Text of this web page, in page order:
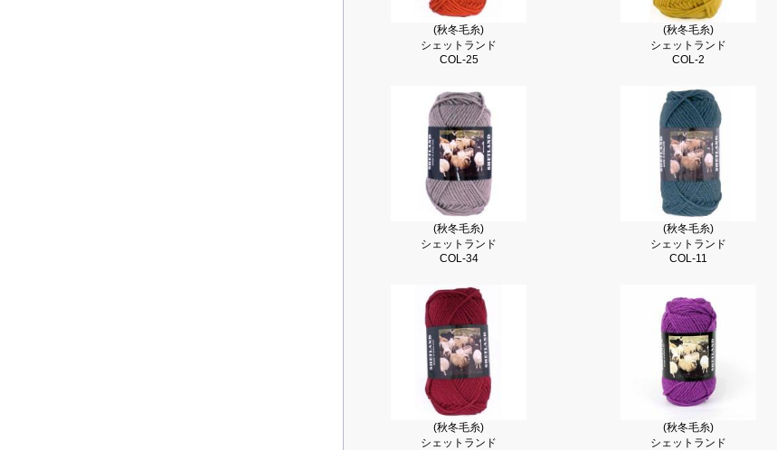
(秋冬毛糸)
シェットランド
COL-25
(秋冬毛糸)
シェットランド
COL-2
(秋冬毛糸)
シェットランド
COL-34
(秋冬毛糸)
シェットランド
COL-11
(秋冬毛糸)
シェットランド
(秋冬毛糸)
シェットランド